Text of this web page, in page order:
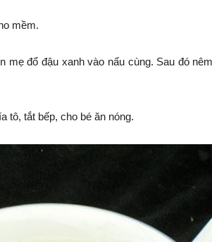
mềm.
mẹ đổ đậu xanh vào nấu cùng. Sau đó
tô, tắt bếp, cho bé ăn nóng.